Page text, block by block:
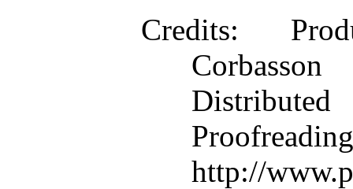
Credits:
Distributed
http://